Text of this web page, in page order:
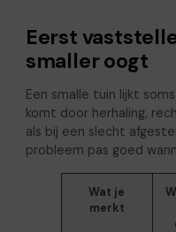
Eerst
smaller oogt
Een smalle tuin lijkt
komt door herhaling,
als bij een slecht
probleem pas goed
Wat je
merkt